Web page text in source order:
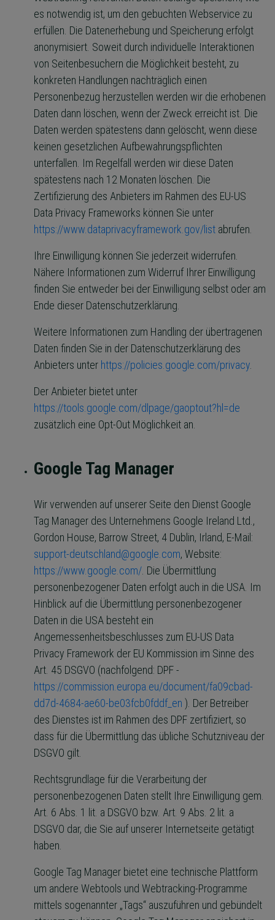
es notwendig ist, um den gebuchten Webservice zu
erfüllen. Die Datenerhebung und Speicherung erfolgt
anonymisiert. Soweit durch individuelle Interaktionen
von Seitenbesuchern die Möglichkeit besteht, zu
konkreten Handlungen nachträglich einen
Personenbezug herzustellen werden wir die erhobenen
Daten dann löschen, wenn der Zweck erreicht ist. Die
Daten werden spätestens dann gelöscht, wenn diese
keinen gesetzlichen Aufbewahrungspflichten
unterfallen. Im Regelfall werden wir diese Daten
spätestens nach 12 Monaten löschen. Die
Zertifizierung des Anbieters im Rahmen des EU-US
Data Privacy Frameworks können Sie unter
https://www.dataprivacyframework.gov/list abrufen.
Ihre Einwilligung können Sie jederzeit widerrufen.
Nähere Informationen zum Widerruf Ihrer Einwilligung
finden Sie entweder bei der Einwilligung selbst oder am
Ende dieser Datenschutzerklärung.
Weitere Informationen zum Handling der übertragenen
Daten finden Sie in der Datenschutzerklärung des
Anbieters unter https://policies.google.com/privacy
Der Anbieter bietet unter
https://tools.google.com/dlpage/gaoptout?hl=de
zusätzlich eine Opt-Out Möglichkeit an.
Google Tag Manager
Wir verwenden auf unserer Seite den Dienst Google
Tag Manager des Unternehmens Google Ireland Ltd.,
Gordon House, Barrow Street, 4 Dublin, Irland, E-Mail:
support-deutschland@google.com, Website:
https://www.google.com/ . Die Übermittlung
personenbezogener Daten erfolgt auch in die USA. Im
Hinblick auf die Übermittlung personenbezogener
Daten in die USA besteht ein
Angemessenheitsbeschlusses zum EU-US Data
Privacy Framework der EU Kommission im Sinne des
Art. 45 DSGVO (nachfolgend: DPF -
https://commission.europa.eu/document/fa09cbad-
dd7d-4684-ae60-be03fcb0fddf_en ). Der Betreiber
des Dienstes ist im Rahmen des DPF zertifiziert, so
dass für die Übermittlung das übliche Schutzniveau der
DSGVO gilt.
Rechtsgrundlage für die Verarbeitung der
personenbezogenen Daten stellt Ihre Einwilligung gem.
Art. 6 Abs. 1 lit. a DSGVO bzw. Art. 9 Abs. 2 lit. a
DSGVO dar, die Sie auf unserer Internetseite getätigt
haben.
Google Tag Manager bietet eine technische Plattform
um andere Webtools und Webtracking-Programme
mittels sogenannter „Tags“ auszuführen und gebündelt